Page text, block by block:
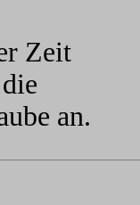
Zeit
an.